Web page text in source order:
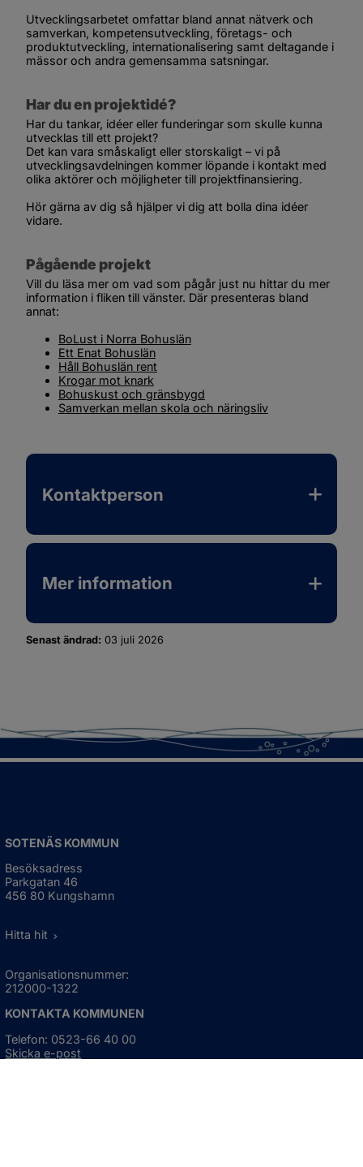
Utvecklingsarbetet omfattar bland annat nätverk och
samverkan, kompetensutveckling, företags- och
produktutveckling, internationalisering samt deltagande i
mässor och andra gemensamma satsningar.
Har du en projektidé?
Har du tankar, idéer eller funderingar som skulle kunna
utvecklas till ett projekt?
Det kan vara småskaligt eller storskaligt – vi på
utvecklingsavdelningen kommer löpande i kontakt med
olika aktörer och möjligheter till projektfinansiering.
Hör gärna av dig så hjälper vi dig att bolla dina idéer
vidare.
Pågående projekt
Vill du läsa mer om vad som pågår just nu hittar du mer
information i fliken till vänster. Där presenteras bland
annat:
BoLust i Norra Bohuslän
Ett Enat Bohuslän
Håll Bohuslän rent
Krogar mot knark
Bohuskust och gränsbygd
Samverkan mellan skola och näringsliv
Kontaktperson
Mer information
Senast ändrad: 03 juli 2026
SOTENÄS KOMMUN
Besöksadress
Parkgatan 46
456 80 Kungshamn
Hitta hit
Organisationsnummer:
212000-1322
KONTAKTA KOMMUNEN
Telefon: 0523-66 40 00
Skicka e-post